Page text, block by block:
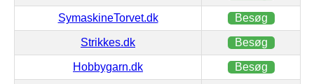
SymaskineTorvet.dk Besøg
Strikkes.dk Besøg
Hobbygarn.dk Besøg